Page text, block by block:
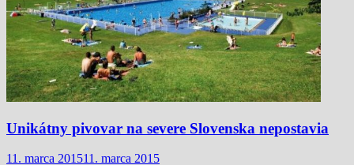
Unikátny pivovar na severe Slovenska nepostavia
11. marca 201511. marca 2015